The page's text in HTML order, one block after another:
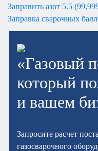
Заправить азот 5.5
Заправка сварочных
«Газовый
который
и вашем
Запросите расчет
газосварочного